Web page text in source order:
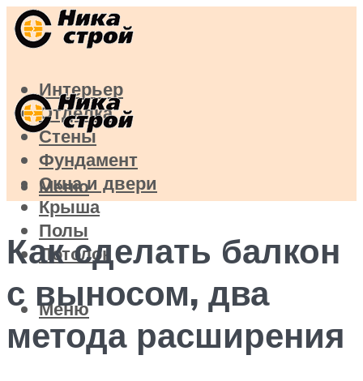
Интерьер
Отделка
Стены
Фундамент
Окна и двери
Крыша
Полы
Потолок
Меню
Меню
Как сделать балкон
с выносом, два
метода расширения